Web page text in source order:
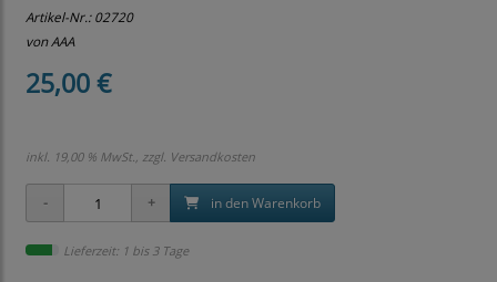
Artikel-Nr.:02720
von AAA
25,00 €
inkl. 19,00 % MwSt., zzgl. Versandkosten
in den Warenkorb
Lieferzeit: 1 bis 3 Tage